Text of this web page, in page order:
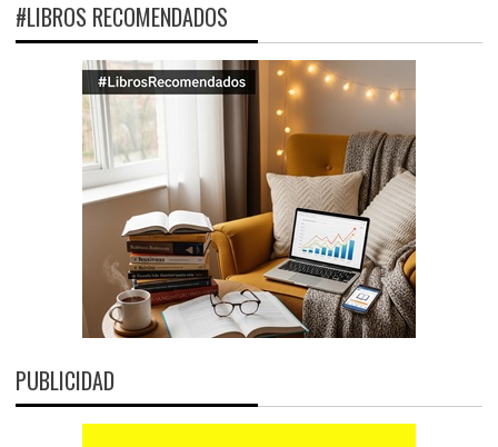
#LIBROS RECOMENDADOS
PUBLICIDAD